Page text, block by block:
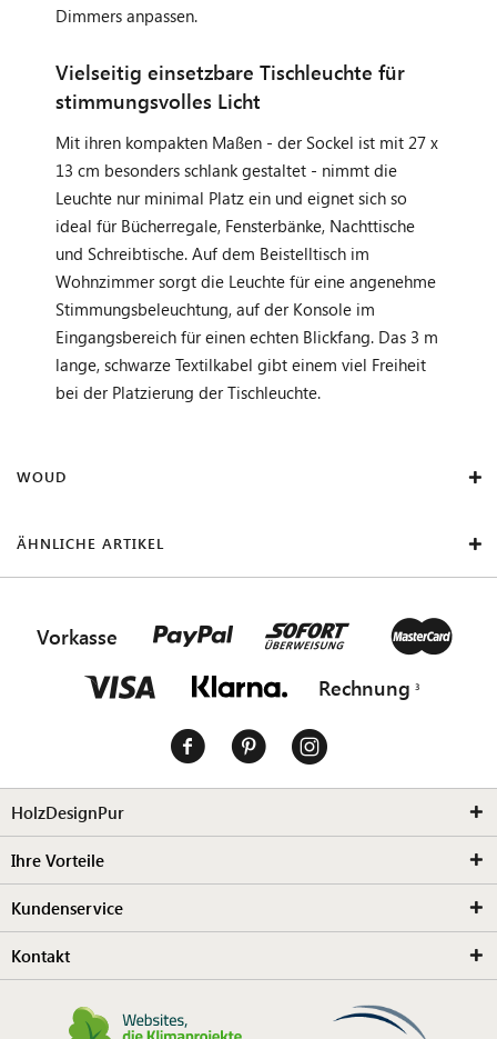
Dimmers anpassen.
Vielseitig einsetzbare Tischleuchte für
stimmungsvolles Licht
Mit ihren kompakten Maßen - der Sockel ist mit 27 x
13 cm besonders schlank gestaltet - nimmt die
Leuchte nur minimal Platz ein und eignet sich so
ideal für Bücherregale, Fensterbänke, Nachttische
und Schreibtische. Auf dem Beistelltisch im
Wohnzimmer sorgt die Leuchte für eine angenehme
Stimmungsbeleuchtung, auf der Konsole im
Eingangsbereich für einen echten Blickfang. Das 3 m
lange, schwarze Textilkabel gibt einem viel Freiheit
bei der Platzierung der Tischleuchte.
WOUD
ÄHNLICHE ARTIKEL
Vorkasse
Rechnung
HolzDesignPur
Ihre Vorteile
Kundenservice
Kontakt